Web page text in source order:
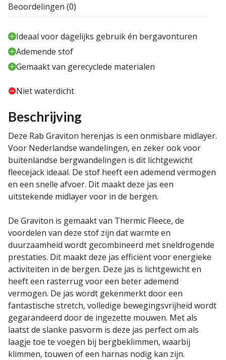
Beoordelingen (0)
Ideaal voor dagelijks gebruik én bergavonturen
Ademende stof
Gemaakt van gerecyclede materialen
Niet waterdicht
Beschrijving
Deze Rab Graviton herenjas is een onmisbare midlayer.
Voor Nederlandse wandelingen, en zeker ook voor
buitenlandse bergwandelingen is dit lichtgewicht
fleecejack ideaal. De stof heeft een ademend vermogen
en een snelle afvoer. Dit maakt deze jas een
uitstekende midlayer voor in de bergen.
De Graviton is gemaakt van Thermic Fleece, de
voordelen van deze stof zijn dat warmte en
duurzaamheid wordt gecombineerd met sneldrogende
prestaties. Dit maakt deze jas efficiënt voor energieke
activiteiten in de bergen. Deze jas is lichtgewicht en
heeft een rasterrug voor een beter ademend
vermogen. De jas wordt gekenmerkt door een
fantastische stretch, volledige bewegingsvrijheid wordt
gegarandeerd door de ingezette mouwen. Met als
laatst de slanke pasvorm is deze jas perfect om als
laagje toe te voegen bij bergbeklimmen, waarbij
klimmen, touwen of een harnas nodig kan zijn.